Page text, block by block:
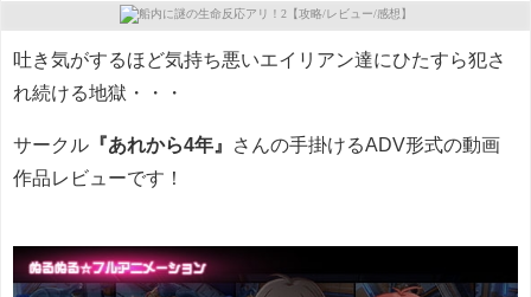
吐き気がするほど気持ち悪いエイリアン達にひたすら犯さ
れ続ける地獄・・・
サークル 『あれから4年』
さんの手掛けるADV形式の動画
作品レビューです！